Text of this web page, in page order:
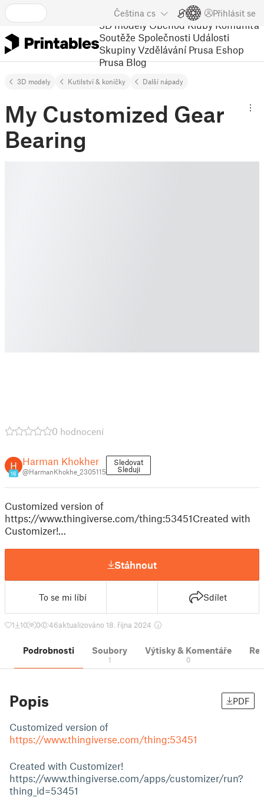
Čeština cs Přihlásit se
3D modely Obchod Kluby Komunita
Soutěže Společnosti Události
Skupiny Vzdělávání Prusa Eshop
Prusa Blog
3D modely Kutilství & koníčky Další nápady
My Customized Gear
Bearing
0 hodnocení
16
Harman Khokher
@HarmanKhokhe_2305115
Sledovat
Sleduji
Customized version of
https://www.thingiverse.com/thing:53451Created with
Customizer!…
Stáhnout
To se mi líbí Sdílet
1 10 0 46aktualizováno 18. října 2024
Podrobnosti Soubory
1
Výtisky & Komentáře
0
Popis PDF
Customized version of
https://www.thingiverse.com/thing:53451
Created with Customizer!
https://www.thingiverse.com/apps/customizer/run?
thing_id=53451